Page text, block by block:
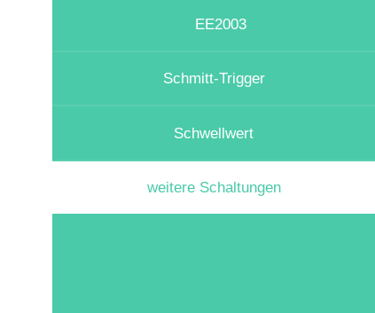
EE2003
Schmitt-Trigger
Schwellwert
weitere Schaltungen